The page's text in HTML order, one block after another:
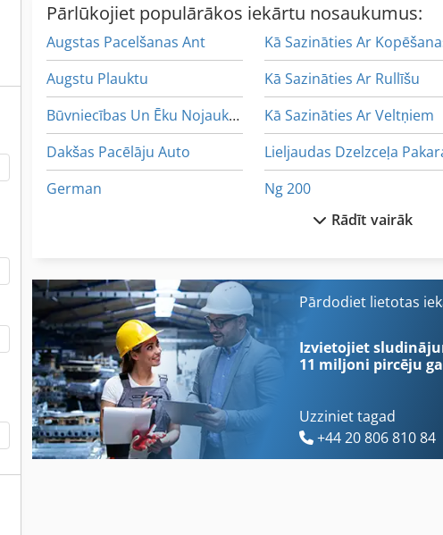
Pārlūkojiet populārākos iekārtu nosaukumus:
Augstas Pacelšanas Ant
Augstu Plauktu
Būvniecības Un Ēku Nojaukšanas Atkritumi
Dakšas Pacēlāju Auto
German
Kronšteins Ar Vārpstu
Ks 205
Kā Sazināties Ar Rullīšu
Kā Sazināties Ar Veltņiem
Ng 200
Rādīt vairāk
Pārdodiet lietotas
Izvietojiet
11 miljoni pircēju
Uzziniet tagad
+44 20 806 810 84